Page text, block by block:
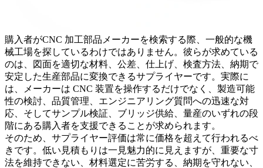
購入者がCNC 加工部品メーカーを検索する際、一般的な機
械工場を探しているわけではありません。彼らが求めている
のは、図面を適切な材料、公差、仕上げ、検査方法、納期で
安定した生産部品に変換できるサプライヤーです。実際に
は、メーカーは CNC 装置を操作するだけでなく、製造可能
性の検討、品質管理、エンジニアリング質問への迅速な対
応、そしてサンプル検証、ブリッジ供給、量産のいずれの段
階にある購入者を支援できることが求められます。
そのため、サプライヤー評価は常に価格を超えて行われるべ
きです。低い見積もりは一見魅力的に見えますが、重要な寸
法を維持できない、材料選定に苦労する、納期を守れない、